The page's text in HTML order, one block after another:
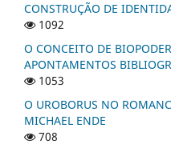
CONSTRUÇÃO DE
1092
O CONCEITO DE
APONTAMENTOS
1053
O UROBORUS NO
MICHAEL ENDE
708